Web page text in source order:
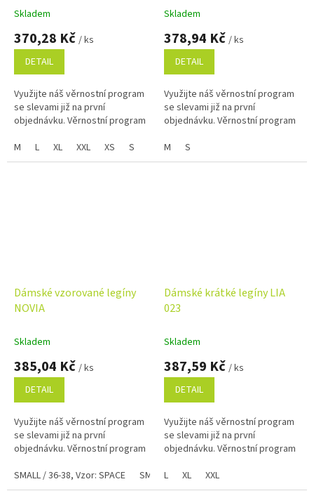
Skladem
370,28 Kč / ks
DETAIL
Využijte náš věrnostní program
se slevami již na první
objednávku. Věrnostní program
M
L XL XXL XS S
Skladem
378,94 Kč / ks
DETAIL
Využijte náš věrnostní program
se slevami již na první
objednávku. Věrnostní program
M
S
Dámské vzorované legíny
NOVIA
Skladem
385,04 Kč / ks
DETAIL
Využijte náš věrnostní program
se slevami již na první
objednávku. Věrnostní program
SMALL / 36-38, Vzor: SPACE
SMALL / 36-38, Vzor: MANDALA
Dámské krátké legíny LIA
023
Skladem
387,59 Kč / ks
DETAIL
Využijte náš věrnostní program
se slevami již na první
objednávku. Věrnostní program
L
XL XXL